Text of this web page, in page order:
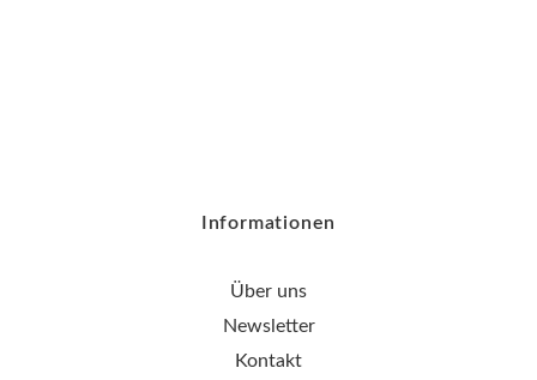
Informationen
Über uns
Newsletter
Kontakt